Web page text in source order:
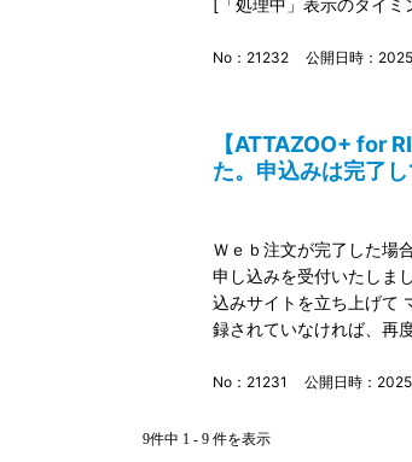
[「処理中」表示のタイ
No：21232 公開日時：
【ATTAZOO+ for
た。申込みは完了
Ｗｅｂ注文が完了した場
申し込みを受付いたしま
込みサイトを立ち上げて
録されていなければ、再
No：21231 公開日時：
9件中 1 - 9 件を表示